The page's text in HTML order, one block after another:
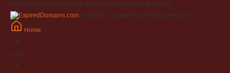
Used by SEOs, marketers, and investors all over the world.
Listing ID · EngageYourEmployees.com
Home
.com